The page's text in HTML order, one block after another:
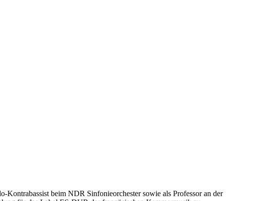
Kontrabassist beim NDR Sinfonieorchester sowie als Professor an der